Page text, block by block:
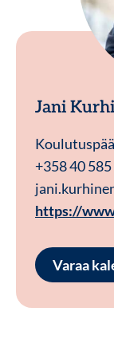
Jani
+358 40
https://
Varaa